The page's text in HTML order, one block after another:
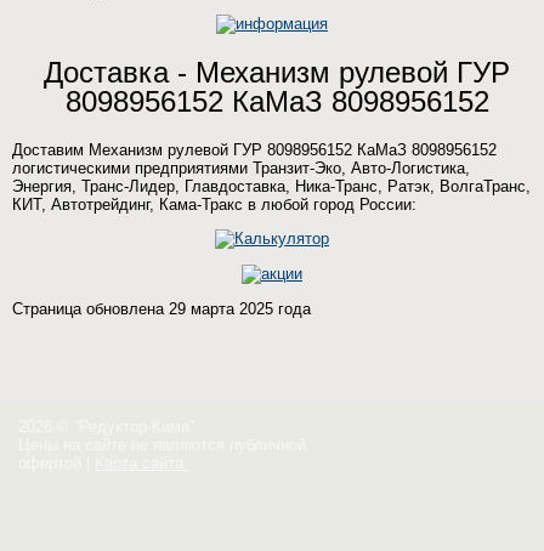
Доставка - Механизм рулевой ГУР
8098956152 КаМаЗ 8098956152
Доставим Механизм рулевой ГУР 8098956152 КаМаЗ 8098956152
логистическими предприятиями Транзит-Эко, Авто-Логистика,
Энергия, Транс-Лидер, Главдоставка, Ника-Транс, Ратэк, ВолгаТранс,
КИТ, Автотрейдинг, Кама-Тракс в любой город России:
Страница обновлена 29 марта 2025 года